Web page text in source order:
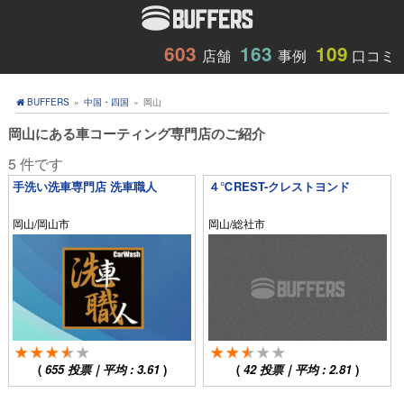
603 店舗 163 事例 109 口コミ
BUFFERS » 中国・四国 » 岡山
岡山にある車コーティング専門店のご紹介
5 件です
手洗い洗車専門店 洗車職人
岡山/岡山市
( 655投票｜平均 : 3.61)
４℃REST-クレストヨンド
岡山/総社市
( 42投票｜平均 : 2.81)